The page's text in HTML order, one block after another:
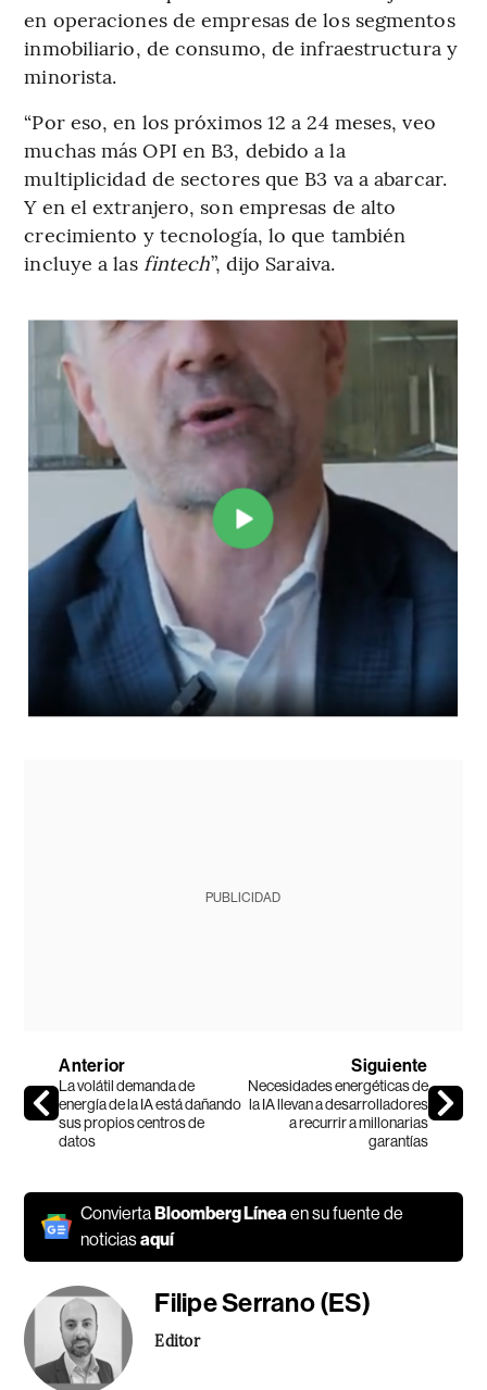
en operaciones de empresas de los segmentos
inmobiliario, de consumo, de infraestructura y
minorista.
“Por eso, en los próximos 12 a 24 meses, veo
muchas más OPI en B3, debido a la
multiplicidad de sectores que B3 va a abarcar.
Y en el extranjero, son empresas de alto
crecimiento y tecnología, lo que también
incluye a las fintech”, dijo Saraiva.
PUBLICIDAD
Anterior
La volátil demanda de
energía de la IA está dañando
sus propios centros de
datos
Siguiente
Necesidades energéticas de
la IA llevan a desarrolladores
a recurrir a millonarias
garantías
ConviertaBloomberg Línea en su fuente de
noticiasaquí
Filipe Serrano (ES)
Editor